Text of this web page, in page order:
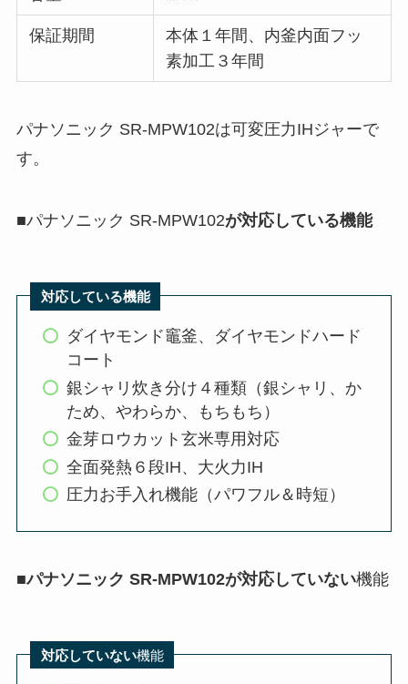
保証期間
本体１年間、内釜内面フッ
素加工３年間
パナソニック SR-MPW102は可変圧力IHジャーで
す。
■パナソニック SR-MPW102が対応している機能
対応している機能
ダイヤモンド竈釜、ダイヤモンドハード
コート
銀シャリ炊き分け４種類（銀シャリ、か
ため、やわらか、もちもち）
金芽ロウカット玄米専用対応
全面発熱６段IH、大火力IH
圧力お手入れ機能（パワフル＆時短）
■パナソニック SR-MPW102が対応していない機能
対応していない機能